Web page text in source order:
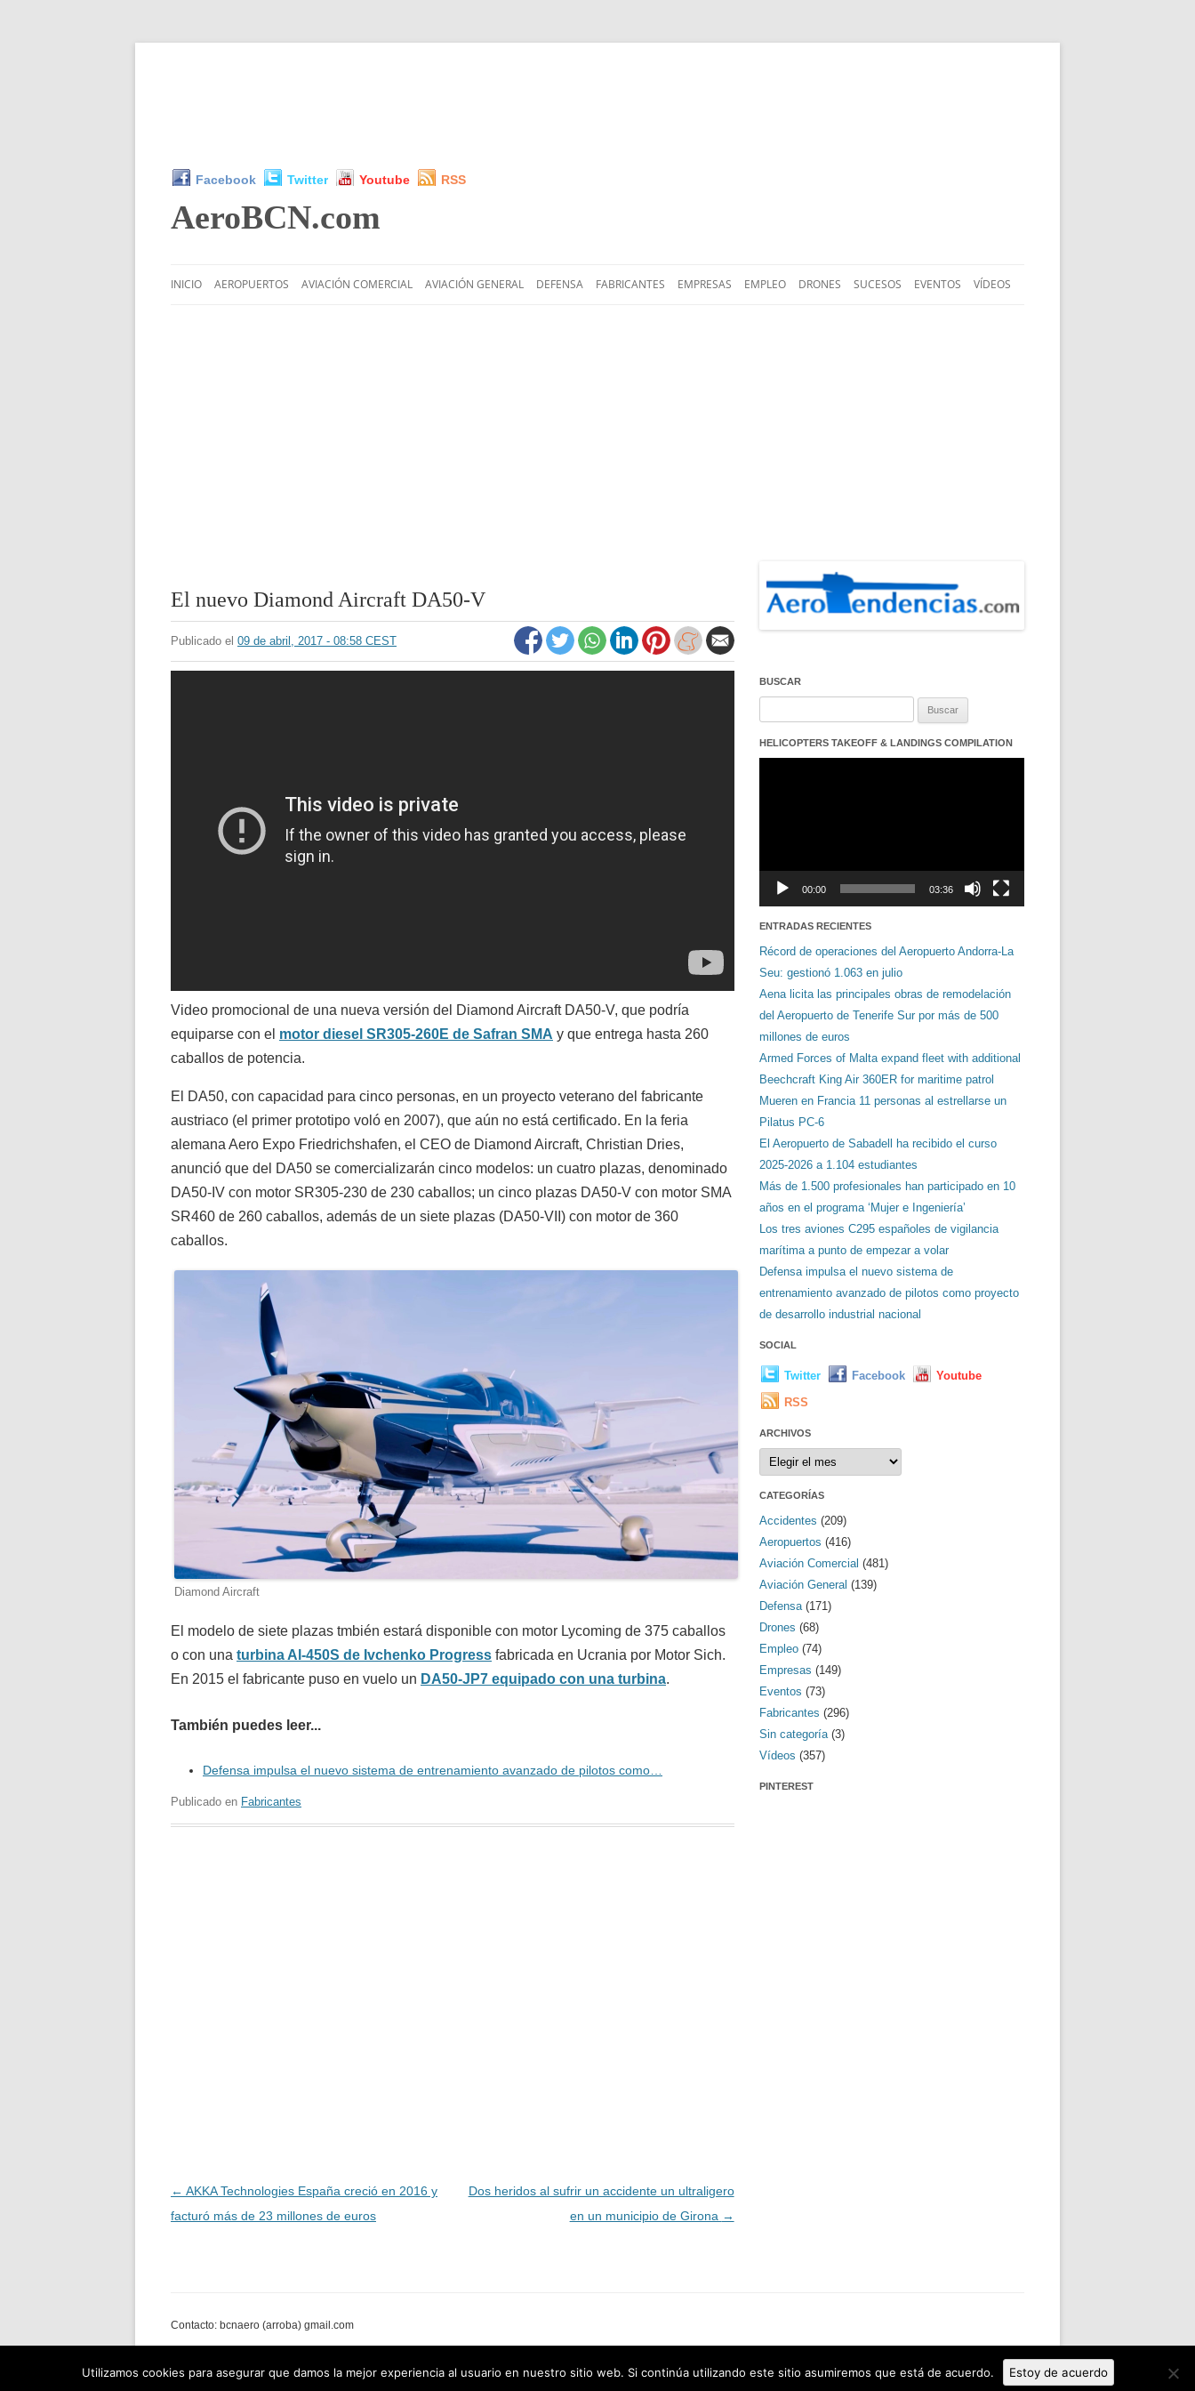
Facebook Twitter Youtube RSS
AeroBCN.com
al
INICIO AEROPUERTOS AVIACIÓN COMERCIAL AVIACIÓN GENERAL DEFENSA FABRICANTES EMPRESAS EMPLEO DRONES SUCESOS EVENTOS VÍDEOS
El nuevo Diamond Aircraft DA50-V
Publicado el 09 de abril, 2017 - 08:58 CEST
Video promocional de una nueva versión del Diamond Aircraft DA50-V, que podría
equiparse con el motor diesel SR305-260E de Safran SMA y que entrega hasta 260
caballos de potencia.
El DA50, con capacidad para cinco personas, en un proyecto veterano del fabricante
austriaco (el primer prototipo voló en 2007), que aún no está certificado. En la feria
alemana Aero Expo Friedrichshafen, el CEO de Diamond Aircraft, Christian Dries,
anunció que del DA50 se comercializarán cinco modelos: un cuatro plazas, denominado
DA50-IV con motor SR305-230 de 230 caballos; un cinco plazas DA50-V con motor SMA
SR460 de 260 caballos, además de un siete plazas (DA50-VII) con motor de 360
caballos.
Diamond Aircraft
El modelo de siete plazas tmbién estará disponible con motor Lycoming de 375 caballos
o con una turbina Al-450S de Ivchenko Progress fabricada en Ucrania por Motor Sich.
En 2015 el fabricante puso en vuelo un DA50-JP7 equipado con una turbina.
También puedes leer...
Defensa impulsa el nuevo sistema de entrenamiento avanzado de pilotos como…
Publicado en Fabricantes
Navegación
de
← AKKA Technologies España creció en 2016 y
facturó más de 23 millones de euros
Dos heridos al sufrir un accidente un ultraligero
en un municipio de Girona →
BUSCAR
HELICOPTERS TAKEOFF & LANDINGS COMPILATION
00:00 03:36
ENTRADAS RECIENTES
Récord de operaciones del Aeropuerto Andorra-La
Seu: gestionó 1.063 en julio
Aena licita las principales obras de remodelación
del Aeropuerto de Tenerife Sur por más de 500
millones de euros
Armed Forces of Malta expand fleet with additional
Beechcraft King Air 360ER for maritime patrol
Mueren en Francia 11 personas al estrellarse un
Pilatus PC-6
El Aeropuerto de Sabadell ha recibido el curso
2025-2026 a 1.104 estudiantes
Más de 1.500 profesionales han participado en 10
años en el programa ‘Mujer e Ingeniería’
Los tres aviones C295 españoles de vigilancia
marítima a punto de empezar a volar
Defensa impulsa el nuevo sistema de
entrenamiento avanzado de pilotos como proyecto
de desarrollo industrial nacional
SOCIAL
Twitter Facebook
Youtube
RSS
ARCHIVOS
Archivos
CATEGORÍAS
Accidentes (209)
Aeropuertos (416)
Aviación Comercial (481)
Aviación General (139)
Defensa(171)
Drones (68)
Empleo (74)
Empresas (149)
Eventos (73)
Fabricantes (296)
Sin categoría(3)
Vídeos (357)
PINTEREST
Contacto: bcnaero (arroba) gmail.com
Utilizamos cookies para asegurar que damos la mejor experiencia al usuario en nuestro sitio web. Si continúa utilizando este sitio asumiremos que está de acuerdo. Estoy de acuerdo